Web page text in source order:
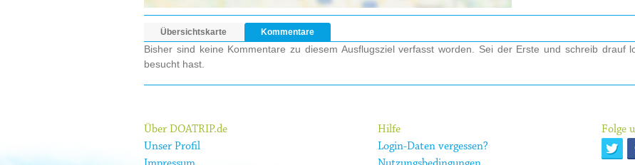
Übersichtskarte Kommentare
Bisher sind keine Kommentare zu diesem Ausflugsziel verfasst worden. Sei der Erste und schreib drauf
besucht hast.
Über DOATRIP.de
Unser Profil
Hilfe
Login-Daten vergessen?
Folge